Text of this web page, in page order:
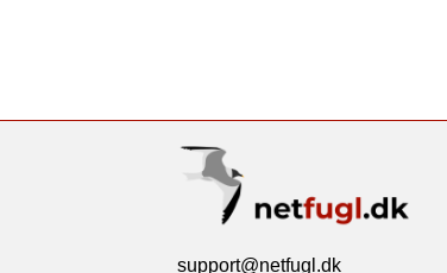
support@netfugl.dk